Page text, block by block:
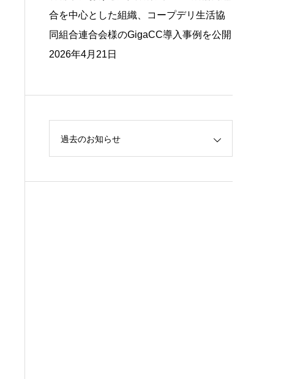
合を中心とした組織、コープデリ生活協
同組合連合会様のGigaCC導入事例を公開
2026年4月21日
過去のお知らせ